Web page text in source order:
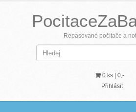
Repasované počítače a
0 ks | 0,-
Přihlásit